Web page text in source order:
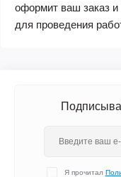
оформит ваш заказ
для проведения
Я прочитал